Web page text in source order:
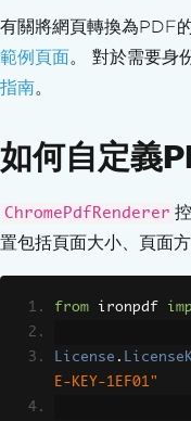
有關將網頁轉換為PDF
範例頁面。 對於需要身
指南。
如何自定義
ChromePdfRenderer
置包括頁面大小、頁面
from ironpdf
License .
E-KEY-1EF01"